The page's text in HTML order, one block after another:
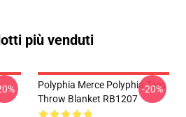
più venduti
Polyphia Merce Polyphia Tees
Throw Blanket RB1207
-20%